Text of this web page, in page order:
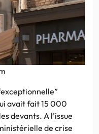
avait fait 15 000
devants. A l’issue
de crise